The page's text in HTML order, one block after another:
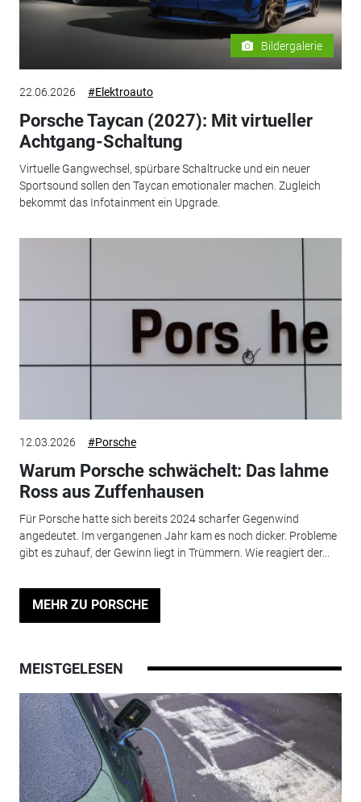
Bildergalerie
22.06.2026 #Elektroauto
Porsche Taycan (2027): Mit virtueller
Achtgang-Schaltung
Virtuelle Gangwechsel, spürbare Schaltrucke und ein neuer
Sportsound sollen den Taycan emotionaler machen. Zugleich
bekommt das Infotainment ein Upgrade.
12.03.2026 #Porsche
Warum Porsche schwächelt: Das lahme
Ross aus Zuffenhausen
Für Porsche hatte sich bereits 2024 scharfer Gegenwind
angedeutet. Im vergangenen Jahr kam es noch dicker. Probleme
gibt es zuhauf, der Gewinn liegt in Trümmern. Wie reagiert der...
MEHR ZU PORSCHE
MEISTGELESEN